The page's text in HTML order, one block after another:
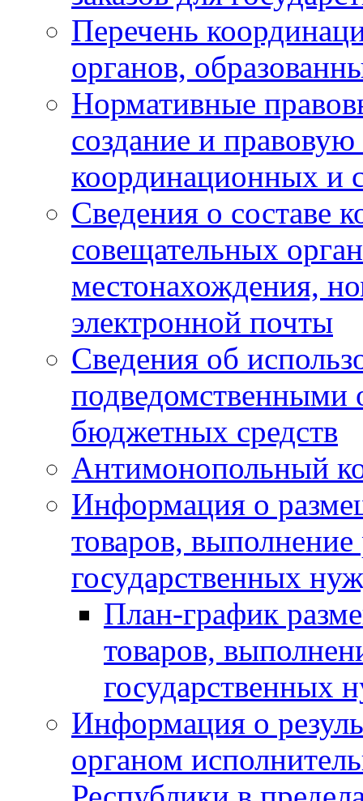
Перечень
органов,
Нормативные
создание и
координационных и
Сведения о составе
совещательных
местонахождения,
электронной почты
Сведения об
подведомственными
бюджетных средств
Антимонопольный
Информация о
товаров, выполнение
государственных
План-график
товаров,
государственных
Информация о
органом